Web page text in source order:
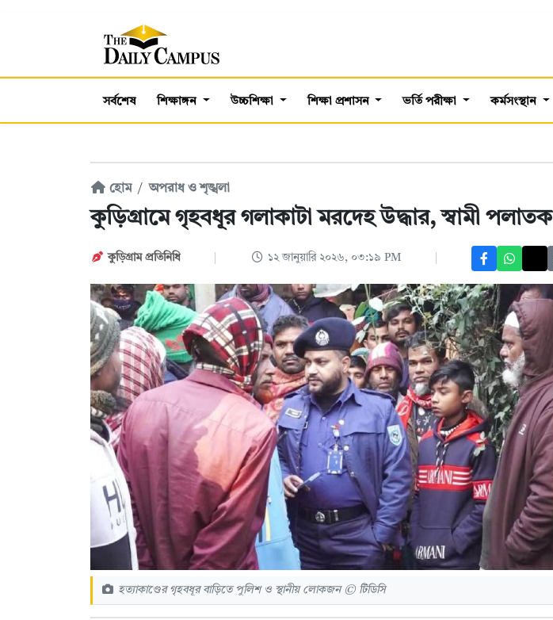
সর্বশেষ শিক্ষাঙ্গন উচ্চশিক্ষা শিক্ষা প্রশাসন ভর্তি পরীক্ষা কর্মসংস্থান
হোম অপরাধ ও শৃঙ্খলা
কুড়িগ্রামে গৃহবধূর গলাকাটা মরদেহ উদ্ধার, স্বামী পলাতক
কুড়িগ্রাম প্রতিনিধি ১২ জানুয়ারি ২০২৬, ০৩:১৯ PM
হত্যাকাণ্ডের গৃহবধূর বাড়িতে পুলিশ ও স্থানীয় লোকজন © টিডিসি